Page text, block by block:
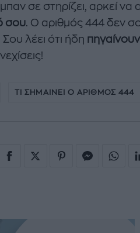
σε στηρίζει, αρκεί να
σου. Ο αριθμός 444 δεν
λέει ότι ήδη
ΤΙ ΣΗΜΑΙΝΕΙ Ο ΑΡΙΘΜΟΣ 444